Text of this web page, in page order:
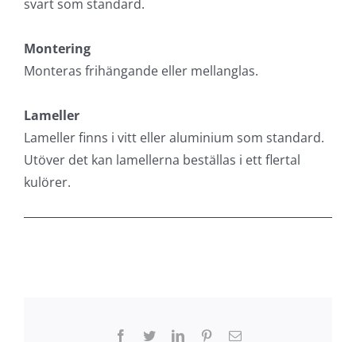
svart som standard.
Montering
Monteras frihängande eller mellanglas.
Lameller
Lameller finns i vitt eller aluminium som standard.
Utöver det kan lamellerna beställas i ett flertal
kulörer.
Facebook
TwitterLinkedInPinterest
E-